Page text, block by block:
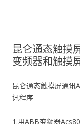
昆仑通态触摸
变频器和触摸
昆仑通态触摸屏通讯
讯程序
1.用ABB变频器